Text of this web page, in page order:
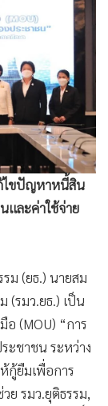
ไขปัญหาหนี้สิน
และค่าใช้จ่าย
ม (ยธ.) นายสม
(รมว.ยธ.) เป็น
(MOU) “การ
ะชาชน ระหว่าง
กู้ยืมเพื่อการ
ย รมว.ยุติธรรม,